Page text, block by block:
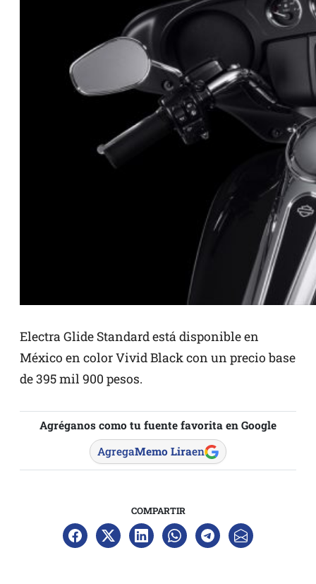
Electra Glide Standard está disponible en
México en color Vivid Black con un precio base
de 395 mil 900 pesos.
Agréganos como tu fuente favorita en Google
AgregaMemo Liraen
COMPARTIR